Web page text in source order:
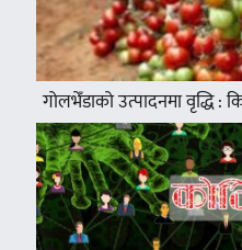
गोलभेँडाको उत्पादनमा वृद्धि